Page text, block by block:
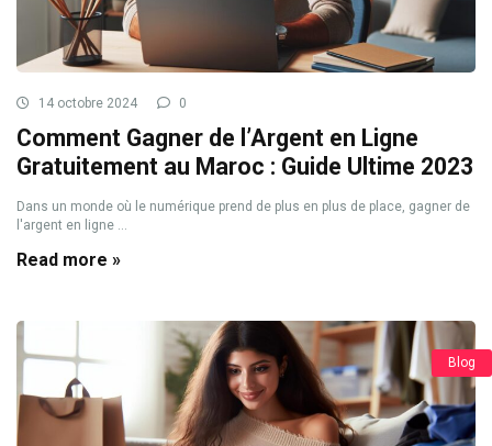
14 octobre 2024 0
Comment Gagner de l’Argent en Ligne
Gratuitement au Maroc : Guide Ultime 2023
Dans un monde où le numérique prend de plus en plus de place, gagner de
l'argent en ligne ...
Read more »
Blog